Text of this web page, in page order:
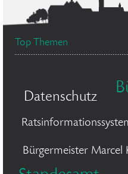
Top Themen
Datenschutz
Bürgermeister Marcel